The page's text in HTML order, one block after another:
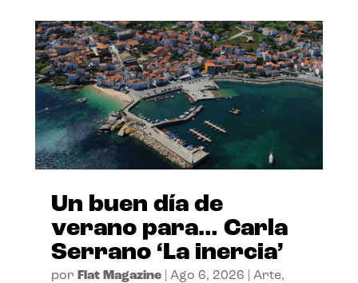
Un buen día de
verano para… Carla
Serrano ‘La inercia’
por Flat Magazine| Ago 6, 2026 Arte,